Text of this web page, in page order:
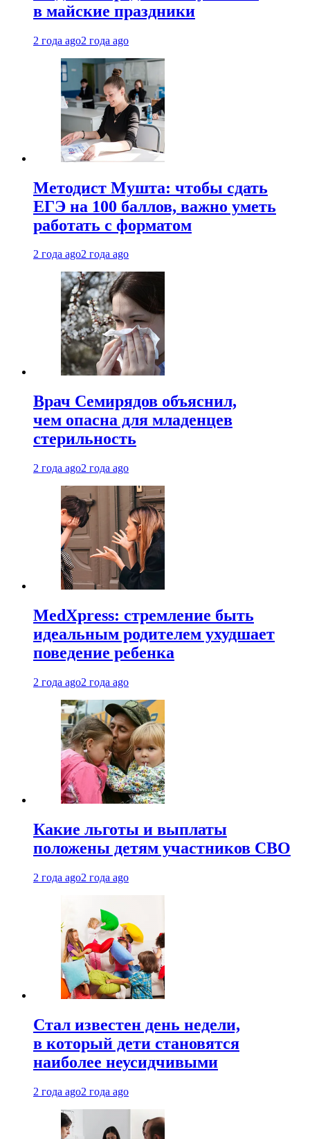
в майские праздники
2 года ago2 года ago
Методист Мушта: чтобы сдать
ЕГЭ на 100 баллов, важно уметь
работать с форматом
2 года ago2 года ago
Врач Семирядов объяснил,
чем опасна для младенцев
стерильность
2 года ago2 года ago
MedXpress: стремление быть
идеальным родителем ухудшает
поведение ребенка
2 года ago2 года ago
Какие льготы и выплаты
положены детям участников СВО
2 года ago2 года ago
Стал известен день недели,
в который дети становятся
наиболее неусидчивыми
2 года ago2 года ago